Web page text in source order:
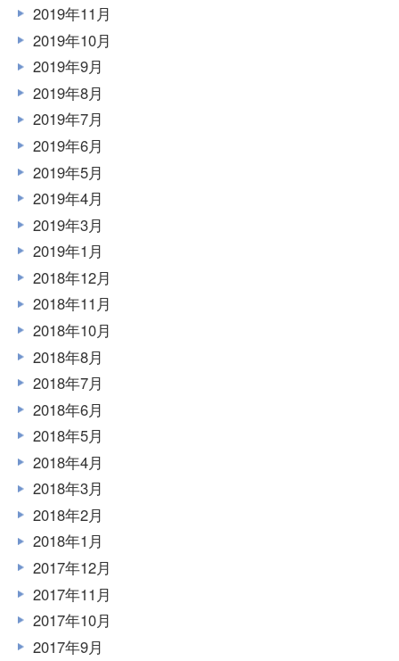
2019年11月
2019年10月
2019年9月
2019年8月
2019年7月
2019年6月
2019年5月
2019年4月
2019年3月
2019年1月
2018年12月
2018年11月
2018年10月
2018年8月
2018年7月
2018年6月
2018年5月
2018年4月
2018年3月
2018年2月
2018年1月
2017年12月
2017年11月
2017年10月
2017年9月